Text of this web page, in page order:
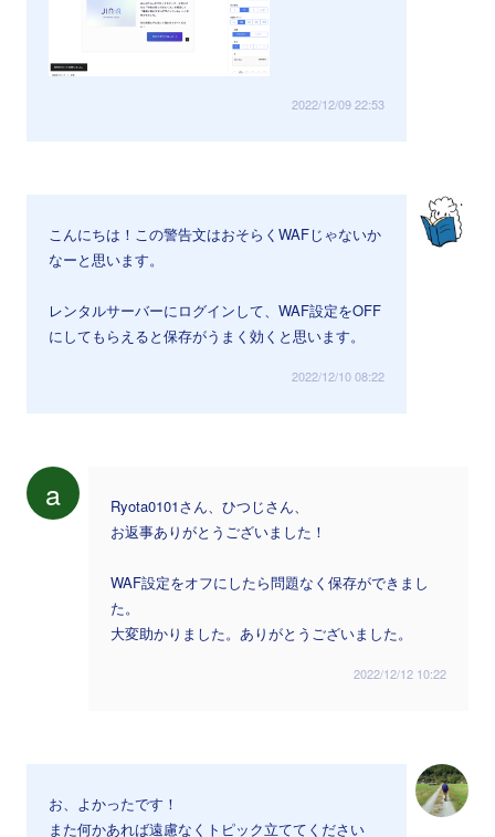
2022/12/09 22:53
こんにちは！この警告文はおそらくWAFじゃないか
なーと思います。
レンタルサーバーにログインして、WAF設定をOFF
にしてもらえると保存がうまく効くと思います。
2022/12/10 08:22
a
Ryota0101さん、ひつじさん、
お返事ありがとうございました！
WAF設定をオフにしたら問題なく保存ができまし
た。
大変助かりました。ありがとうございました。
2022/12/12 10:22
お、よかったです！
また何かあれば遠慮なくトピック立ててください